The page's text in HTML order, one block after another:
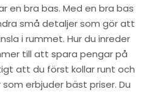
en bra bas. Med en bra bas
små detaljer som gör att
i rummet. Hur du inreder
till att spara pengar på
att du först kollar runt och
erbjuder bäst priser. Du